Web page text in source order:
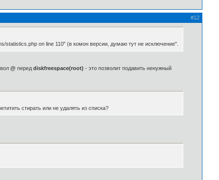
#12
statistics.php on line 110" (в комон версии, думаю тут не исключение".
@ перед diskfreespace(root) - это позволит подавить ненужный
стирать или не удалять из списка?